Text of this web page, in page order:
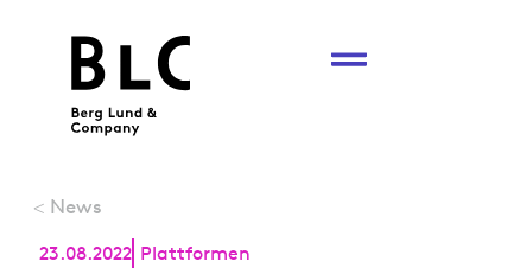
< News
23.08.2022 Plattformen